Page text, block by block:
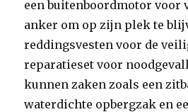
een buitenboordmotor voor
anker om op zijn plek te
reddingsvesten voor de
reparatieset voor
kunnen zaken zoals een
waterdichte opbergzak en